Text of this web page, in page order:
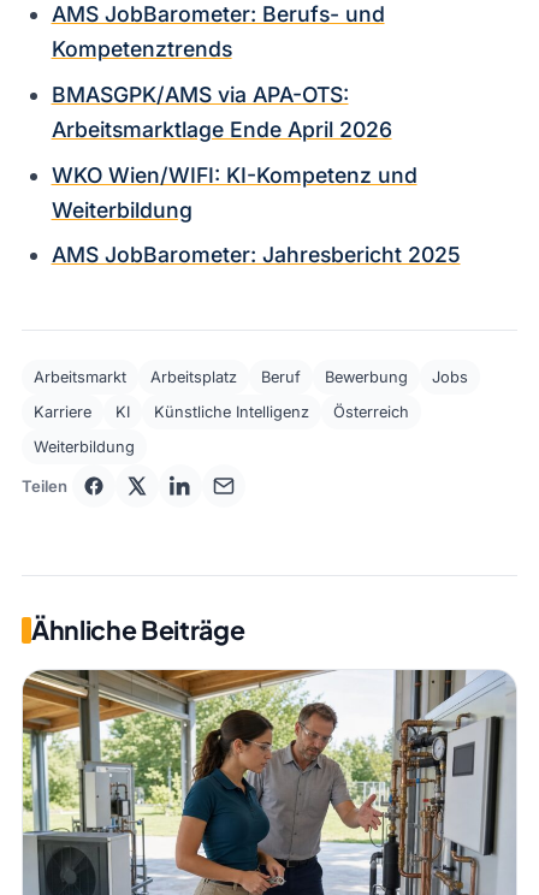
AMS JobBarometer: Berufs- und
Kompetenztrends
BMASGPK/AMS via APA-OTS:
Arbeitsmarktlage Ende April 2026
WKO Wien/WIFI: KI-Kompetenz und
Weiterbildung
AMS JobBarometer: Jahresbericht 2025
Arbeitsmarkt Arbeitsplatz Beruf Bewerbung
Jobs
Karriere
KI Künstliche Intelligenz
Österreich
Weiterbildung
Teilen
Ähnliche Beiträge